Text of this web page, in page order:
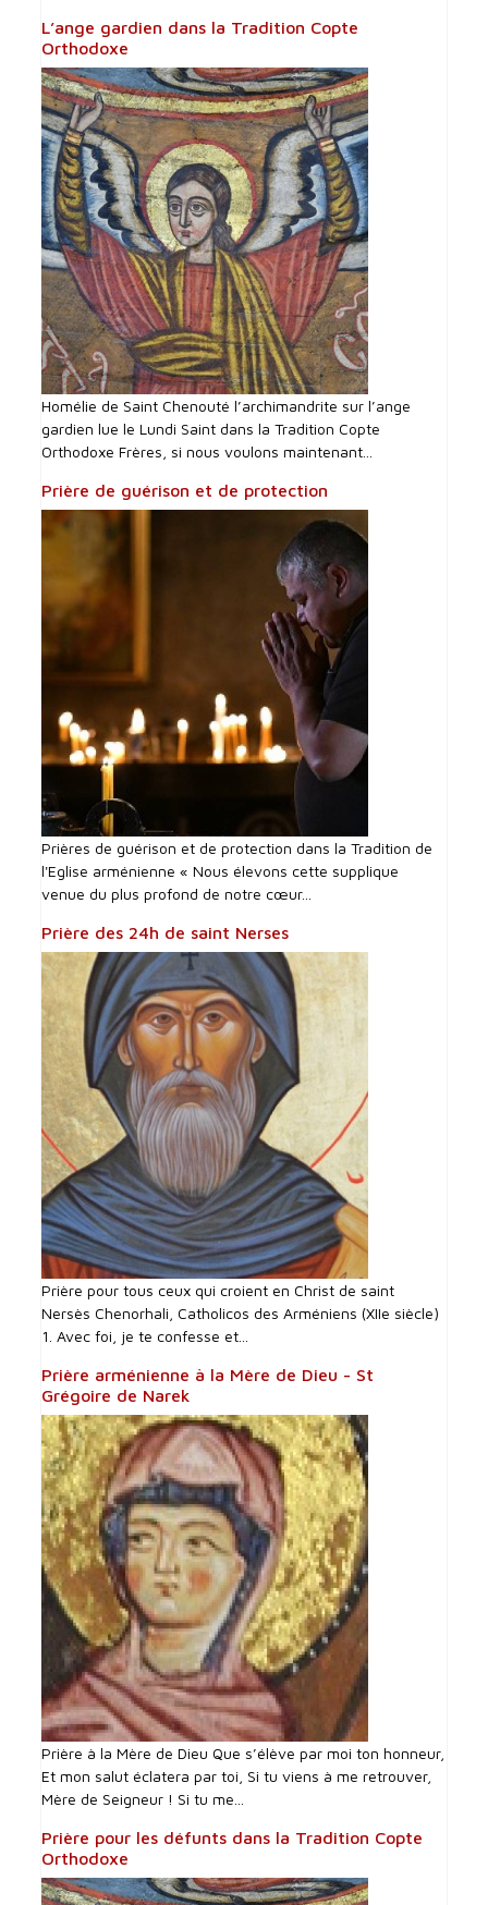
L’ange gardien dans la Tradition Copte
Orthodoxe
Homélie de Saint Chenouté l’archimandrite sur l’ange
gardien lue le Lundi Saint dans la Tradition Copte
Orthodoxe Frères, si nous voulons maintenant...
Prière de guérison et de protection
Prières de guérison et de protection dans la Tradition de
l'Eglise arménienne « Nous élevons cette supplique
venue du plus profond de notre cœur...
Prière des 24h de saint Nerses
Prière pour tous ceux qui croient en Christ de saint
Nersès Chenorhali, Catholicos des Arméniens (XIIe siècle)
1. Avec foi, je te confesse et...
Prière arménienne à la Mère de Dieu - St
Grégoire de Narek
Prière à la Mère de Dieu Que s’élève par moi ton honneur,
Et mon salut éclatera par toi, Si tu viens à me retrouver,
Mère de Seigneur ! Si tu me...
Prière pour les défunts dans la Tradition Copte
Orthodoxe